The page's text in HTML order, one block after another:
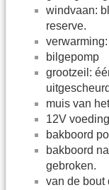
windvaan:
reserve.
bilgepomp
grootzeil:
uitgescheurd
muis van
12V
bakboord
bakboord
gebroken.
van de bout